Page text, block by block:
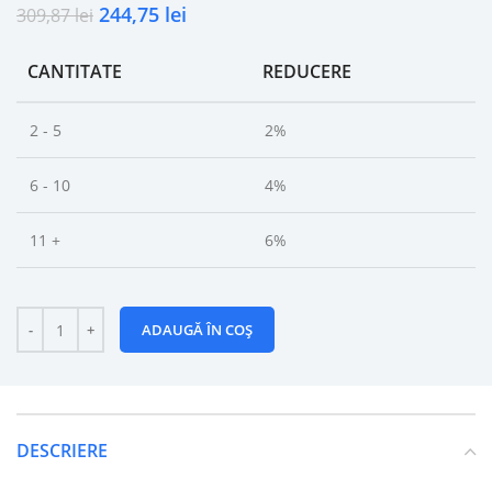
309,87lei 244,75 lei
CANTITATE REDUCERE
2 - 5 2%
6 - 10 4%
11 + 6%
ADAUGĂ ÎN COȘ
DESCRIERE